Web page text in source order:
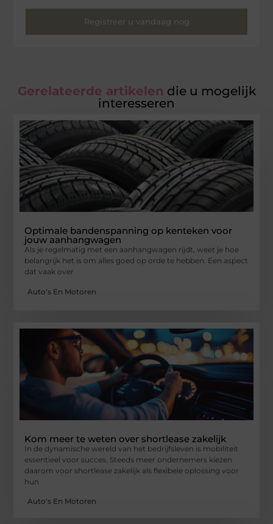
Registreer u vandaag nog
Gerelateerde artikelen die u mogelijk
interesseren
Optimale bandenspanning op kenteken voor
jouw aanhangwagen
Als je regelmatig met een aanhangwagen rijdt, weet je hoe
belangrijk het is om alles goed op orde te hebben. Een aspect
dat vaak over
Auto's En Motoren
Kom meer te weten over shortlease zakelijk
In de dynamische wereld van het bedrijfsleven is mobiliteit
essentieel voor succes. Steeds meer ondernemers kiezen
daarom voor shortlease zakelijk als flexibele oplossing voor
hun
Auto's En Motoren